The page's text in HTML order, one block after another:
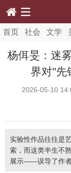
首页 社会 文学
杨佴旻：迷
界对"先
2026-05-10
实验性作品往往是
索，而这类半生不
展示——误导了作者